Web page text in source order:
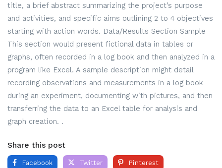
title, a brief abstract summarizing the project’s purpose
and activities, and specific aims outlining 2 to 4 objectives
starting with action words. Data/Results Section Sample
This section would present fictional data in tables or
graphs, often recorded in a log book and then analyzed in a
program like Excel. A sample description might detail
recording observations and measurements in a log book
during an experiment, documenting with pictures, and then
transferring the data to an Excel table for analysis and
graph creation. .
Share this post
Facebook Twitter Pinterest